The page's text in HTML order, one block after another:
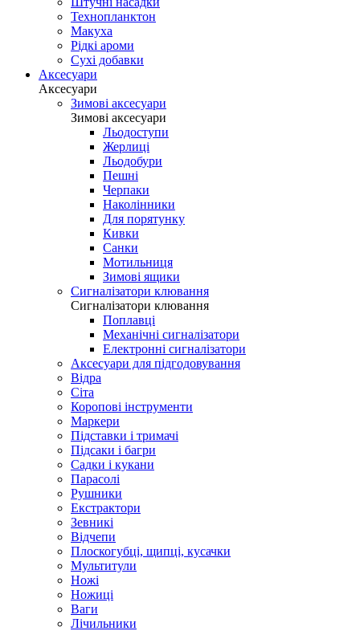
Технопланктон
Макуха
Рідкі ароми
Сухі добавки
Аксесуари
Аксесуари
Зимові аксесуари
Зимові аксесуари
Льодоступи
Жерлиці
Льодобури
Пешні
Черпаки
Наколінники
Для порятунку
Кивки
Санки
Мотильниця
Зимові ящики
Сигналізатори клювання
Сигналізатори клювання
Поплавці
Механічні сигналізатори
Електронні сигналізатори
Аксесуари для підгодовування
Відра
Сіта
Коропові інструменти
Маркери
Підставки і тримачі
Підсаки і багри
Садки і кукани
Парасолі
Рушники
Екстрактори
Зевникі
Відчепи
Плоскогубці, щипці, кусачки
Мультитули
Ножі
Ножиці
Ваги
Лічильники